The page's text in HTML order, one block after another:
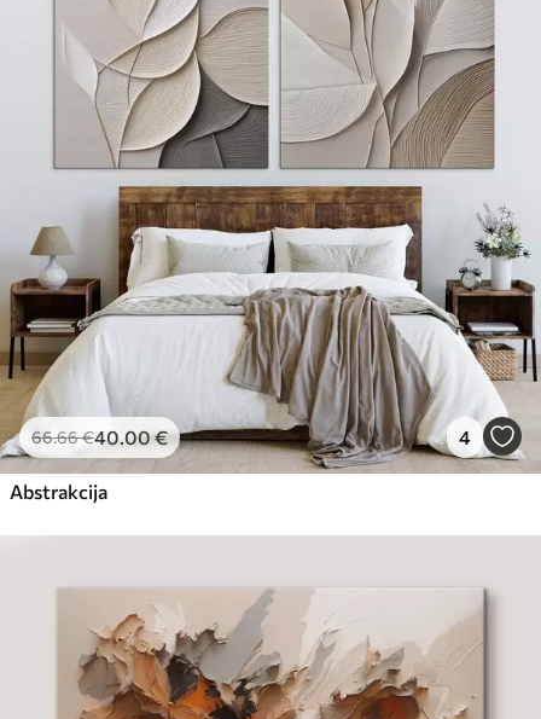
66.66€40.00€ 4
Abstrakcija